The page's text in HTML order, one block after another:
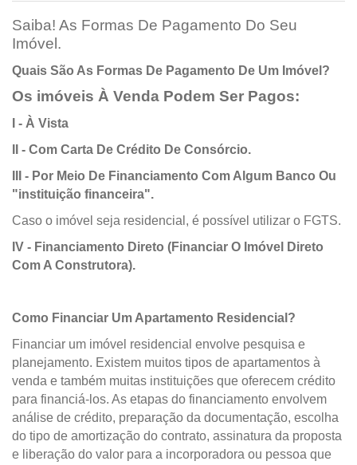
Saiba! As Formas De Pagamento Do Seu
Imóvel.
Quais São As Formas De Pagamento De Um Imóvel?
Os imóveis À Venda Podem Ser Pagos:
I - À Vista
II - Com Carta De Crédito De Consórcio.
III - Por Meio De Financiamento Com Algum Banco Ou
"instituição financeira".
Caso o imóvel seja residencial, é possível utilizar o FGTS.
IV - Financiamento Direto (Financiar O Imóvel Direto
Com A Construtora).
Como Financiar Um Apartamento Residencial?
Financiar um imóvel residencial envolve pesquisa e
planejamento. Existem muitos tipos de apartamentos à
venda e também muitas instituições que oferecem crédito
para financiá-los. As etapas do financiamento envolvem
análise de crédito, preparação da documentação, escolha
do tipo de amortização do contrato, assinatura da proposta
e liberação do valor para a incorporadora ou pessoa que